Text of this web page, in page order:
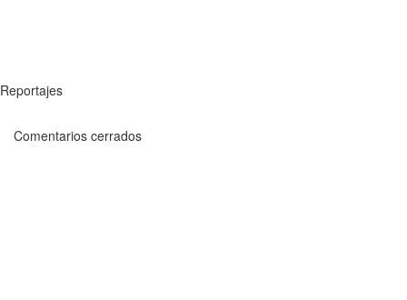
Reportajes
Comentarios cerrados